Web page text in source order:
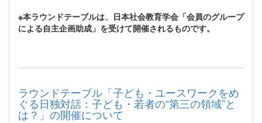
※本ラウンドテーブルは、日本社会教育学会「会員のグループ
による自主企画助成」を受けて開催されるものです。
ラウンドテーブル「子ども・ユースワークをめ
ぐる日独対話：子ども・若者の“第三の領域”と
は？」の開催について